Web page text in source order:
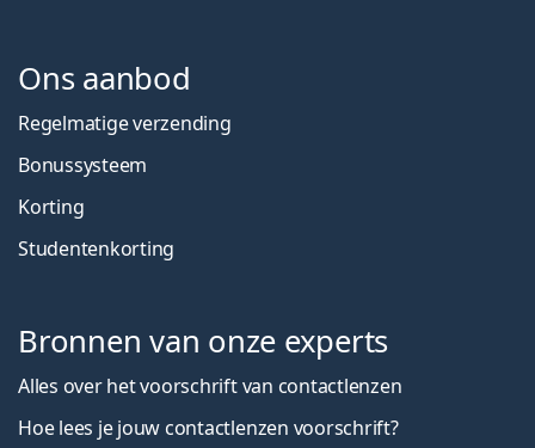
Ons aanbod
Regelmatige verzending
Bonussysteem
Korting
Studentenkorting
Bronnen van onze experts
Alles over het voorschrift van contactlenzen
Hoe lees je jouw contactlenzen voorschrift?